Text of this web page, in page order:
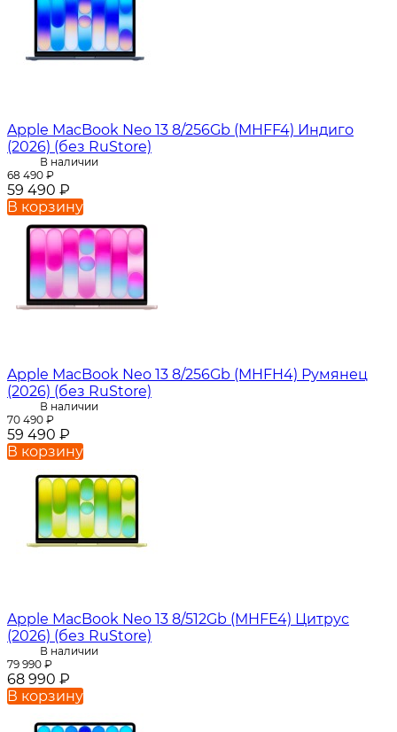
Apple MacBook Neo 13 8/256Gb (MHFF4) Индиго
(2026) (без RuStore)
В наличии
68 490 ₽
59 490 ₽
В корзину
Apple MacBook Neo 13 8/256Gb (MHFH4) Румянец
(2026) (без RuStore)
В наличии
70 490 ₽
59 490 ₽
В корзину
Apple MacBook Neo 13 8/512Gb (MHFE4) Цитрус
(2026) (без RuStore)
В наличии
79 990 ₽
68 990 ₽
В корзину